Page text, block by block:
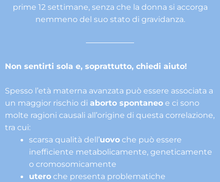
prime 12 settimane, senza che la donna si accorga
nemmeno del suo stato di gravidanza.
Non sentirti sola e, soprattutto, chiedi aiuto!
Spesso l’età materna avanzata può essere associata a
un maggior rischio di aborto spontaneo e ci sono
molte ragioni causali all’origine di questa correlazione,
tra cui:
scarsa qualità dell’uovo che può essere
inefficiente metabolicamente, geneticamente
o cromosomicamente
utero che presenta problematiche